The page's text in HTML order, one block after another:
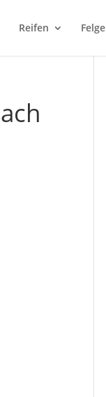
Reifen